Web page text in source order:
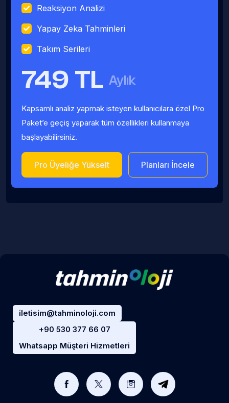
Reaksiyon Analizi
Yapay Zeka Tahminleri
Takım Serileri
749 TL Aylık
Kapsamlı analiz yapmak isteyen kullanıcılara özel Pro
Paket’e geçiş yaparak tüm özellikleri kullanmaya
başlayabilirsiniz.
Pro Üyeliğe Yükselt Planları İncele
iletisim@tahminoloji.com
+90 530 377 66 07
Whatsapp Müşteri Hizmetleri